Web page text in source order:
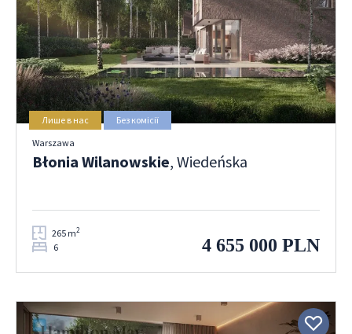
Лише в нас
Без комісії
Warszawa
Błonia Wilanowskie, Wiedeńska
265 m2
6 4 655 000 PLN